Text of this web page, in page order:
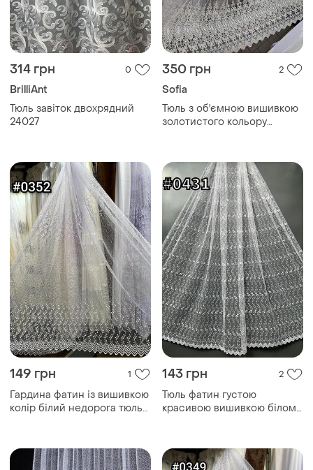
314 грн 0
BrilliAnt
Тюль завіток двохрядний
24027
350 грн 2
Sofia
Тюль з об'ємною вишивкою
золотистого кольору
149 грн 1
Гардина фатин із вишивкою
колір білий недорога тюль-
гостьовий
143 грн 2
Тюль фатин густою
красивою вишивкою білому
залу гостьовий